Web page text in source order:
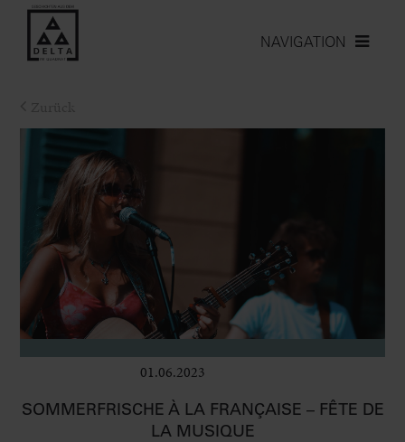
NAVIGATION
01.06.2023
SOMMERFRISCHE À LA FRANÇAISE – FÊTE DE
LA MUSIQUE